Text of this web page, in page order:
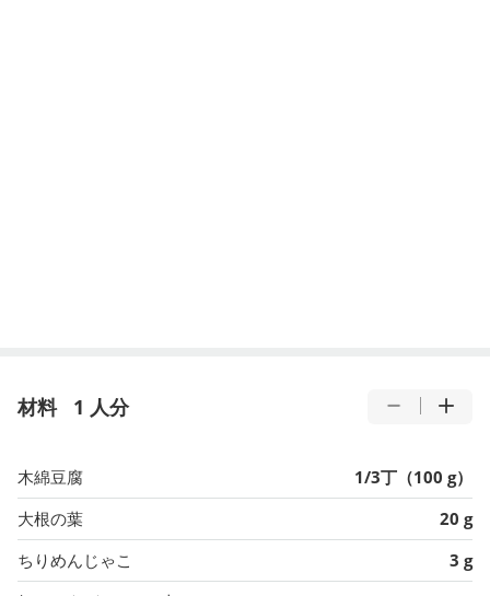
材料 1 人分
木綿豆腐
1/3丁（100 g）
大根の葉
20 g
ちりめんじゃこ
3 g